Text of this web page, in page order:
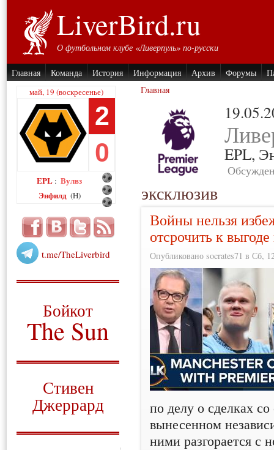
LiverBird.ru
О футбольном клубе «Ливерпуль» по-русски
Главная Команда История Информация Архив Форумы
май, 19 (воскресенье)
2
0
EPL : Вулвз
Энфилд (H)
t.me/TheLiverbird
Бойкот
The Sun
Стивен
Джеррард
Главная
EPL,
эксклюзив
Войны нельзя
отсрочить к
Опубликовано socrates71 в Сб,
по делу о сделках
вынесенном
ними разгорается с